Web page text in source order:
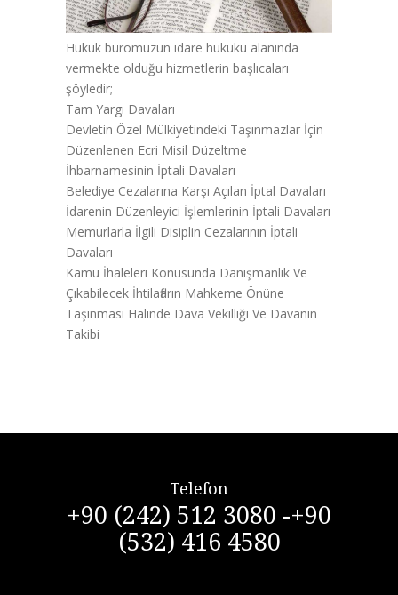
Hukuk büromuzun idare hukuku alanında
vermekte olduğu hizmetlerin başlıcaları
şöyledir;
Tam Yargı Davaları
Devletin Özel Mülkiyetindeki Taşınmazlar İçin
Düzenlenen Ecri Misil Düzeltme
İhbarnamesinin İptali Davaları
Belediye Cezalarına Karşı Açılan İptal Davaları
İdarenin Düzenleyici İşlemlerinin İptali Davaları
Memurlarla İlgili Disiplin Cezalarının İptali
Davaları
Kamu İhaleleri Konusunda Danışmanlık Ve
Çıkabilecek İhtilafların Mahkeme Önüne
Taşınması Halinde Dava Vekilliği Ve Davanın
Takibi
Telefon
+90 (242) 512 3080 -+90
(532) 416 4580